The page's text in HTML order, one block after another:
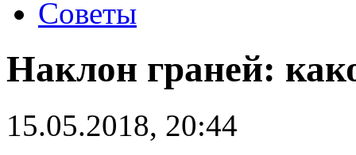
Советы
Наклон граней:
15.05.2018, 20:44